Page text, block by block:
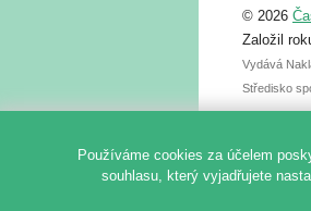
posteru
© 2026
Založil
Vydává
Středisko
Používáme cookies za účelem
souhlasu, který vyjadřujete